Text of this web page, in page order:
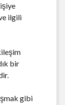
ilgili
bir
gibi